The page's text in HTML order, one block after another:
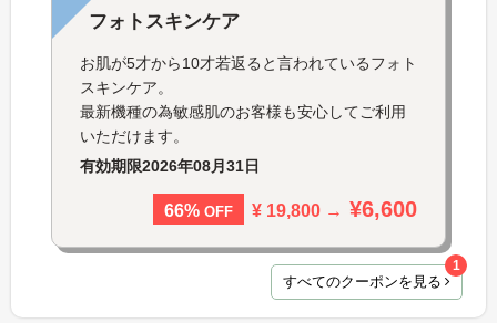
フォトスキンケア
お肌が5才から10才若返ると言われているフォト
スキンケア。
最新機種の為敏感肌のお客様も安心してご利用
いただけます。
有効期限2026年08月31日
66% OFF ¥ 19,800 → ¥6,600
すべてのクーポンを見る
1